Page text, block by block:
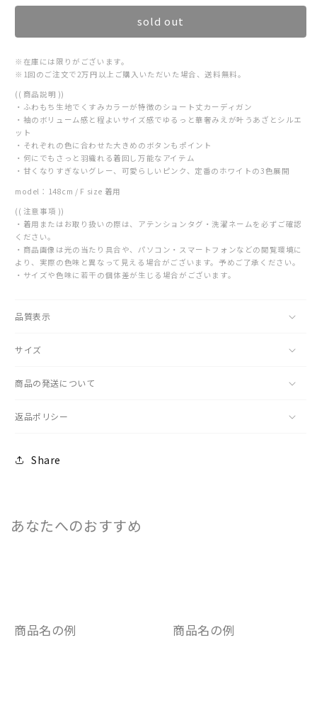
cardigan【umm
の
数
量
を
減
ら
す
cardigan【umm
の
数
量
増
や
す
sold out
※在庫には限りがございます。
※1回のご注文で2万円以上ご購入いただいた場合、送料無料。
(( 商品説明 ))
・ふわもち生地でくすみカラーが特徴のショート丈カーディガン
・袖のボリューム感と程よいサイズ感でゆるっと華奢みえが叶うあざとシルエ
ット
・それぞれの色に合わせた大きめのボタンもポイント
・何にでもさっと羽織れる着回し万能なアイテム
・甘くなりすぎないグレー、可愛らしいピンク、定番のホワイトの3色展開
model：148cm / F size 着用
(( 注意事項 ))
・着用またはお取り扱いの際は、アテンションタグ・洗濯ネームを必ずご確認
ください。
・商品画像は光の当たり具合や、パソコン・スマートフォンなどの閲覧環境に
より、実際の色味と異なって見える場合がございます。予めご了承ください。
・サイズや色味に若干の個体差が生じる場合がございます。
品質表示
サイズ
商品の発送について
返品ポリシー
Share
あなたへのおすすめ
商品名の例 商品名の例